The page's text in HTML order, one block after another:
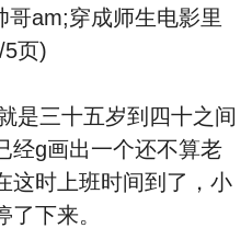
am;穿成师生电影里
5页)
三十五岁到四十之间
g画出一个还不算老
这时上班时间到了，小
下来。